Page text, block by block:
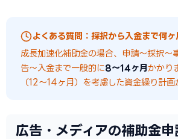
よくある質問：採択から入金まで何ヶ
成長加速化補助金の場合、申請〜採択〜
告〜入金まで一般的に8〜14ヶ月 かかり
（12〜14ヶ月）を考慮した資金繰り計画
広告・メディアの補助金申